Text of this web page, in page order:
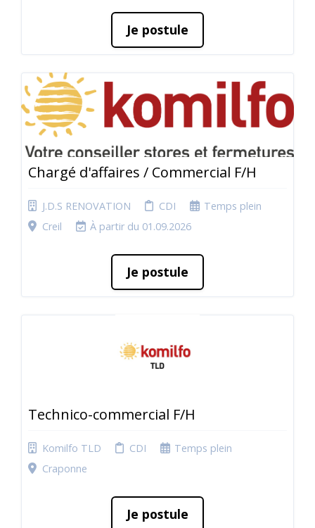
Je postule
Chargé d'affaires / Commercial F/H
J.D.S RENOVATION CDI
Temps plein
Creil
À partir du 01.09.2026
Je postule
Technico-commercial F/H
Komilfo TLD CDI
Temps plein
Craponne
Je postule